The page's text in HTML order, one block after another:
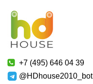
+7 (495) 646 04 39
@HDhouse2010_bot